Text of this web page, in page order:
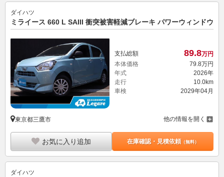
ダイハツ
ミライース 660 L SAIII 衝突被害軽減ブレーキ パワーウィンドウ
支払総額 89.8万円
本体価格
79. 8万円
年式
2026年
走行
10.0km
車検
2029年04月
東京都三鷹市 他の情報を開く
お気に入り追加 在庫確認・見積依頼（無料）
ダイハツ